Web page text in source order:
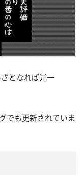
となれば光一
でも更新されていま